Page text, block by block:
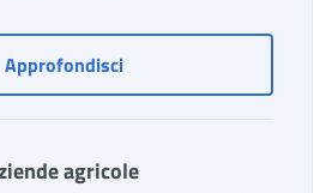
ApprofondisciCancellazione autonomi
agricole